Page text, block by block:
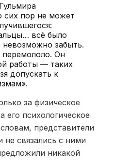
Гульмира
сих пор не может
всё было
невозможно забыть.
Он
работы — таких
допускать к
за физическое
его психологическое
представители
не связались с ними
никакой